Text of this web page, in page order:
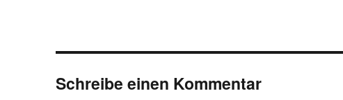
Schreibe einen Kommentar